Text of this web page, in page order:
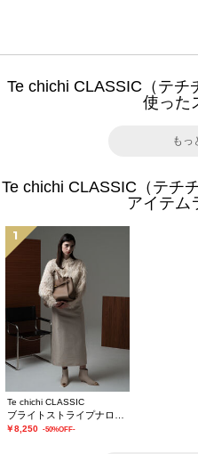
Te chichi CLASSIC（テチ
使った
もっ
Te chichi CLASSIC（テチ
アイテム
1
Te chichi CLASSIC
￥8,250 -50%OFF-